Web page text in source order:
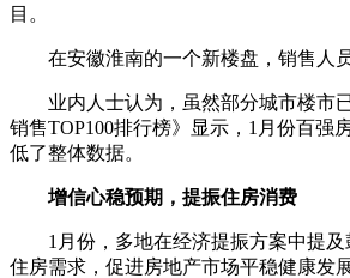
目。
在安徽淮南的一个新楼盘，销售人员
业内人士认为，虽然部分城市楼市已
销售TOP100排行榜》显示，1月份百强
低了整体数据。
增信心稳预期，提振住房消费
1月份，多地在经济提振方案中提及
住房需求，促进房地产市场平稳健康发展